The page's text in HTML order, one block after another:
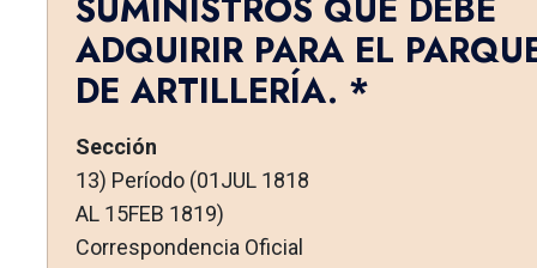
ADQUIRIR PARA EL
DE ARTILLERÍA. *
Sección
13) Período (01JUL 1818
AL 15FEB 1819)
Correspondencia Oficial